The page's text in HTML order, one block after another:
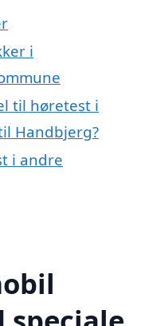
i
til høretest i
Handbjerg?
i andre